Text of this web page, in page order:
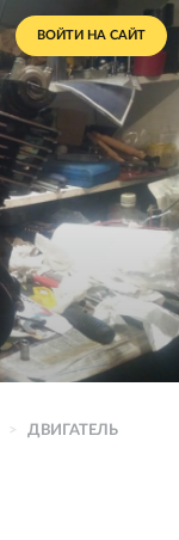
ВОЙТИ НА САЙТ
> ДВИГАТЕЛЬ